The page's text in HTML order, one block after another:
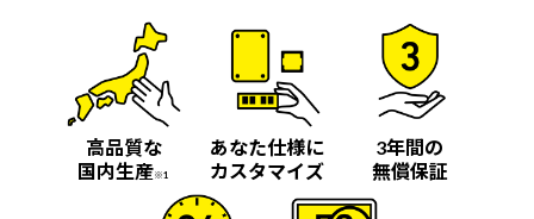
高品質な
国内生産※1
あなた仕様に
カスタマイズ
3年間の
無償保証